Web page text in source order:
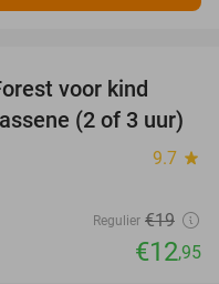
voor kind
(2 of 3 uur)
9.7 star
Regulier €19
€12,95